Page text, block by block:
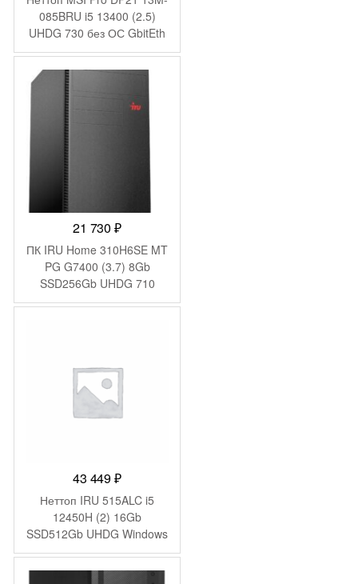
085BRU i5 13400 (2.5)
UHDG 730 без ОС GbitEth
WiFi BT 120W черный
(936-B0A421-089)
21 730₽
ПК IRU Home 310H6SE MT
PG G7400 (3.7) 8Gb
SSD256Gb UHDG 710
FreeDOS GbitEth 400W
43 449₽
Неттоп IRU 515ALC i5
12450H (2) 16Gb
SSD512Gb UHDG Windows
11 Pro GbitEth WiFi BT
120W черный (1975490)